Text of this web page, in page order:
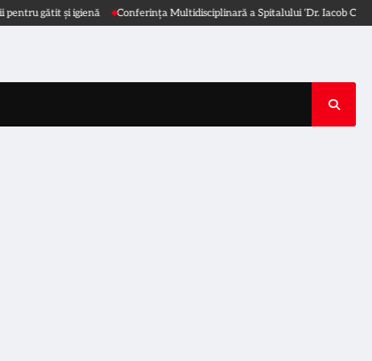
Conferința Multidisciplinară a Spitalului ‘Dr. Iacob Czihac’ 2026 WHO: